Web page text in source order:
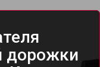
дорожки